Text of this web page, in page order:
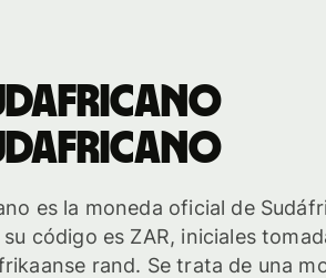
es la moneda oficial de
código es ZAR, iniciales
rand. Se trata de una